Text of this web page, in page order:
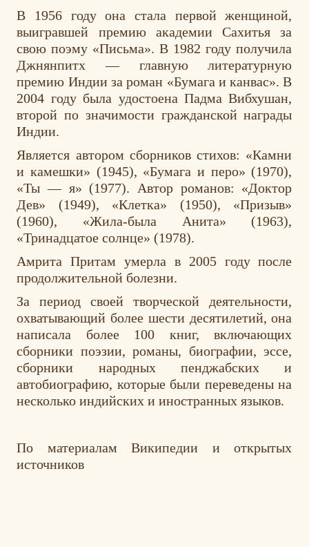
В 1956 году она стала первой женщиной,
выигравшей премию академии Сахитья за
свою поэму «Письма». В 1982 году получила
Джнянпитх — главную литературную
премию Индии за роман «Бумага и канвас». В
2004 году была удостоена Падма Вибхушан,
второй по значимости гражданской награды
Индии.
Является автором сборников стихов: «Камни
и камешки» (1945), «Бумага и перо» (1970),
«Ты — я» (1977). Автор романов: «Доктор
Дев» (1949), «Клетка» (1950), «Призыв»
(1960), «Жила-была Анита» (1963),
«Тринадцатое солнце» (1978).
Амрита Притам умерла в 2005 году после
продолжительной болезни.
За период своей творческой деятельности,
охватывающий более шести десятилетий, она
написала более 100 книг, включающих
сборники поэзии, романы, биографии, эссе,
сборники народных пенджабских и
автобиографию, которые были переведены на
несколько индийских и иностранных языков.
По материалам Википедии и открытых
источников